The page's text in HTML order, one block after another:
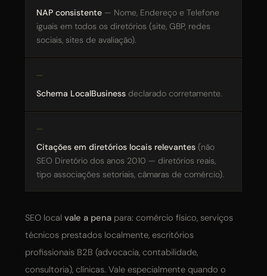
NAP consistente— Nome, Endereço e Telefone
iguais em todos os diretórios (site, GBP, redes
sociais, sites de avaliação).
Schema LocalBusinessdeclarado corretamente.
Citações em diretórios locais relevantes(não
SEO Diretório dos anos 2010 — diretórios reais,
tipo associações setoriais, câmaras de comércio).
SEO localvale a pena para: comércio físico, serviços
técnicos prestados localmente, escritórios
profissionais B2B (advocacia, contabilidade,
consultoria), clínicas. Vale especialmente quando o